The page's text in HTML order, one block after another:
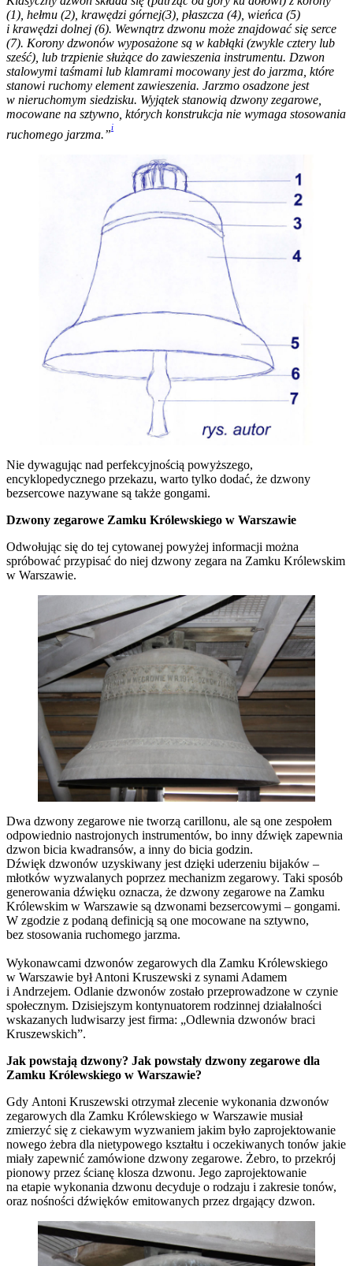
(1), hełmu (2), krawędzi górnej(3), płaszcza (4), wieńca (5)
i krawędzi dolnej (6). Wewnątrz dzwonu może znajdować się serce
(7). Korony dzwonów wyposażone są w kabłąki (zwykle cztery lub
sześć), lub trzpienie służące do zawieszenia instrumentu. Dzwon
stalowymi taśmami lub klamrami mocowany jest do jarzma, które
stanowi ruchomy element zawieszenia. Jarzmo osadzone jest
w nieruchomym siedzisku. Wyjątek stanowią dzwony zegarowe,
mocowane na sztywno, których konstrukcja nie wymaga stosowania
ruchomego jarzma.”
i
Nie dywagując nad perfekcyjnością powyższego,
encyklopedycznego przekazu, warto tylko dodać, że dzwony
bezsercowe nazywane są także gongami.
Dzwony zegarowe Zamku Królewskiego w Warszawie
Odwołując się do tej cytowanej powyżej informacji można
spróbować przypisać do niej dzwony zegara na Zamku Królewskim
w Warszawie.
Dwa dzwony zegarowe nie tworzą carillonu, ale są one zespołem
odpowiednio nastrojonych instrumentów, bo inny dźwięk zapewnia
dzwon bicia kwadransów, a inny do bicia godzin.
Dźwięk dzwonów uzyskiwany jest dzięki uderzeniu bijaków –
młotków wyzwalanych poprzez mechanizm zegarowy. Taki sposób
generowania dźwięku oznacza, że dzwony zegarowe na Zamku
Królewskim w Warszawie są dzwonami bezsercowymi – gongami.
W zgodzie z podaną definicją są one mocowane na sztywno,
bez stosowania ruchomego jarzma.
Wykonawcami dzwonów zegarowych dla Zamku Królewskiego
w Warszawie był Antoni Kruszewski z synami Adamem
i Andrzejem. Odlanie dzwonów zostało przeprowadzone w czynie
społecznym. Dzisiejszym kontynuatorem rodzinnej działalności
wskazanych ludwisarzy jest firma: „Odlewnia dzwonów braci
Kruszewskich”.
Jak powstają dzwony? Jak powstały dzwony zegarowe dla
Zamku Królewskiego w Warszawie?
Gdy Antoni Kruszewski otrzymał zlecenie wykonania dzwonów
zegarowych dla Zamku Królewskiego w Warszawie musiał
zmierzyć się z ciekawym wyzwaniem jakim było zaprojektowanie
nowego żebra dla nietypowego kształtu i oczekiwanych tonów jakie
miały zapewnić zamówione dzwony zegarowe. Żebro, to przekrój
pionowy przez ścianę klosza dzwonu. Jego zaprojektowanie
na etapie wykonania dzwonu decyduje o rodzaju i zakresie tonów,
oraz nośności dźwięków emitowanych przez drgający dzwon.